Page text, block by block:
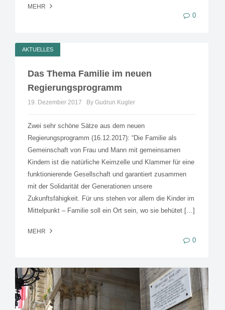
MEHR
0
AKTUELLES
Das Thema Familie im neuen
Regierungsprogramm
19. Dezember 2017 By Gudrun Kugler
Zwei sehr schöne Sätze aus dem neuen
Regierungsprogramm (16.12.2017): “Die Familie als
Gemeinschaft von Frau und Mann mit gemeinsamen
Kindern ist die natürliche Keimzelle und Klammer für eine
funktionierende Gesellschaft und garantiert zusammen
mit der Solidarität der Generationen unsere
Zukunftsfähigkeit. Für uns stehen vor allem die Kinder im
Mittelpunkt – Familie soll ein Ort sein, wo sie behütet […]
MEHR
0